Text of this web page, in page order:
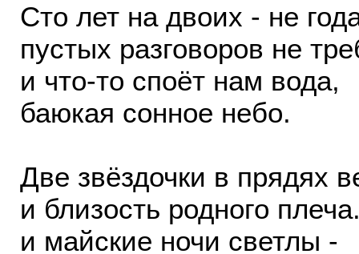
Сто лет на двоих - не
пустых разговоров не
и что-то споёт нам вода,
баюкая сонное небо.
Две звёздочки в прядях
и близость родного
и майские ночи светлы -